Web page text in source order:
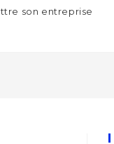
son entreprise